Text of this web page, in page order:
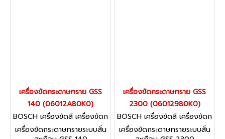
เครื่องขัดกระดาษทราย GSS
140 (06012A80K0)
BOSCH เครื่องขัดสี เครื่องขัดก
ระดาษทราย GSS 140 (06012
A80K0)
เครื่องขัดกระดาษทรายระบบสั่น
เครื่องขัดกระดาษทราย GSS
2300 (06012980K0)
BOSCH เครื่องขัดสี เครื่องขัดก
ระดาษทราย GSS 2300 (0601
2980K0)
เครื่องขัดกระดาษทรายระบบสั่น